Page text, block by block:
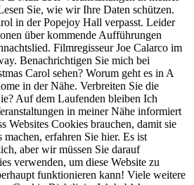
Sie, wie wir Ihre Daten schützen.
in der Popejoy Hall verpasst. Leider
über kommende Aufführungen
Filmregisseur Joe Calarco im
Benachrichtigen Sie mich bei
Carol sehen? Worum geht es in A
in der Nähe. Verbreiten Sie die
Auf dem Laufenden bleiben Ich
in meiner Nähe informiert
Websites Cookies brauchen, damit sie
erfahren Sie hier. Es ist
aber wir müssen Sie darauf
verwenden, um diese Website zu
funktionieren kann! Viele weitere